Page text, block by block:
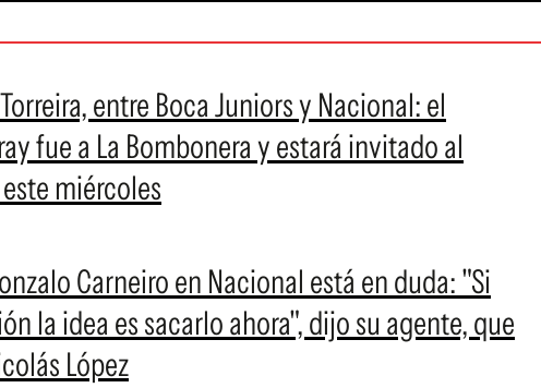
entre Boca Juniors y Nacional: el
fue a La Bombonera y estará invitado al
miércoles
Carneiro en Nacional está en duda: "Si
la idea es sacarlo ahora", dijo su agente, que
López